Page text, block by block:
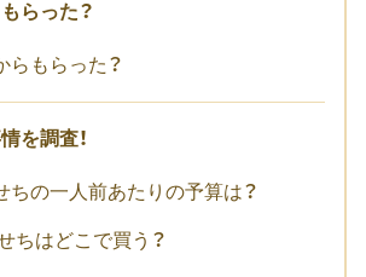
七五三
仕事のお祝い・ギフト
らった？
らもらった？
を調査！
ちの一人前あたりの予算は？
ちはどこで買う？